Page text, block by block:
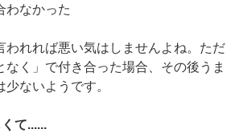
わなかった
われれば悪い気はしませんよね。ただ
なく」で付き合った場合、その後うま
ないようです。
て......